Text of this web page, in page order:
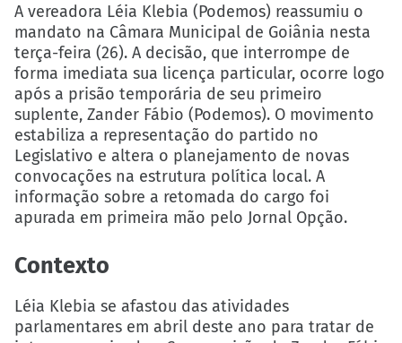
A vereadora Léia Klebia (Podemos) reassumiu o
mandato na Câmara Municipal de Goiânia nesta
terça-feira (26). A decisão, que interrompe de
forma imediata sua licença particular, ocorre logo
após a prisão temporária de seu primeiro
suplente, Zander Fábio (Podemos). O movimento
estabiliza a representação do partido no
Legislativo e altera o planejamento de novas
convocações na estrutura política local. A
informação sobre a retomada do cargo foi
apurada em primeira mão pelo Jornal Opção.
Contexto
Léia Klebia se afastou das atividades
parlamentares em abril deste ano para tratar de